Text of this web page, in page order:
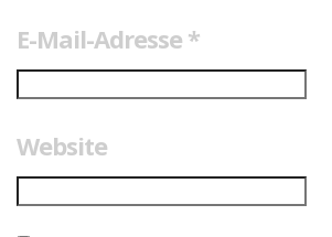
E-Mail-Adresse *
Website